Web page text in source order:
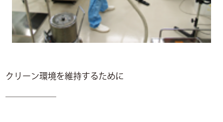
クリーン環境を維持するために